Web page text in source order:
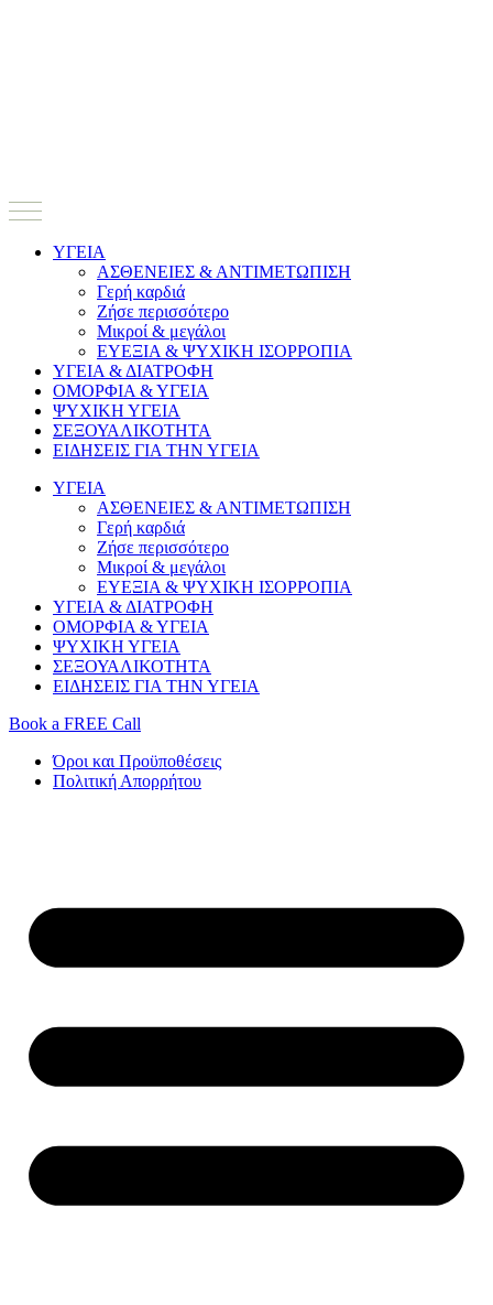
ΥΓΕΙΑ
ΑΣΘΕΝΕΙΕΣ & ΑΝΤΙΜΕΤΩΠΙΣΗ
Γερή καρδιά
Ζήσε περισσότερο
Μικροί & μεγάλοι
ΕΥΕΞΙΑ & ΨΥΧΙΚΗ ΙΣΟΡΡΟΠΙΑ
ΥΓΕΙΑ & ΔΙΑΤΡΟΦΗ
ΟΜΟΡΦΙΑ & ΥΓΕΙΑ
ΨΥΧΙΚΗ ΥΓΕΙΑ
ΣΕΞΟΥΑΛΙΚΟΤΗΤΑ
ΕΙΔΗΣΕΙΣ ΓΙΑ ΤΗΝ ΥΓΕΙΑ
ΥΓΕΙΑ
ΑΣΘΕΝΕΙΕΣ & ΑΝΤΙΜΕΤΩΠΙΣΗ
Γερή καρδιά
Ζήσε περισσότερο
Μικροί & μεγάλοι
ΕΥΕΞΙΑ & ΨΥΧΙΚΗ ΙΣΟΡΡΟΠΙΑ
ΥΓΕΙΑ & ΔΙΑΤΡΟΦΗ
ΟΜΟΡΦΙΑ & ΥΓΕΙΑ
ΨΥΧΙΚΗ ΥΓΕΙΑ
ΣΕΞΟΥΑΛΙΚΟΤΗΤΑ
ΕΙΔΗΣΕΙΣ ΓΙΑ ΤΗΝ ΥΓΕΙΑ
Book a FREE Call
Όροι και Προϋποθέσεις
Πολιτική Απορρήτου